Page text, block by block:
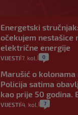
Energetski
očekujem nestašice
električne energije
VIJESTI 7. kol. 0
Marušić o kolonama
Policija satima
kao prije 50 godina.
VIJESTI 4. kol. 7